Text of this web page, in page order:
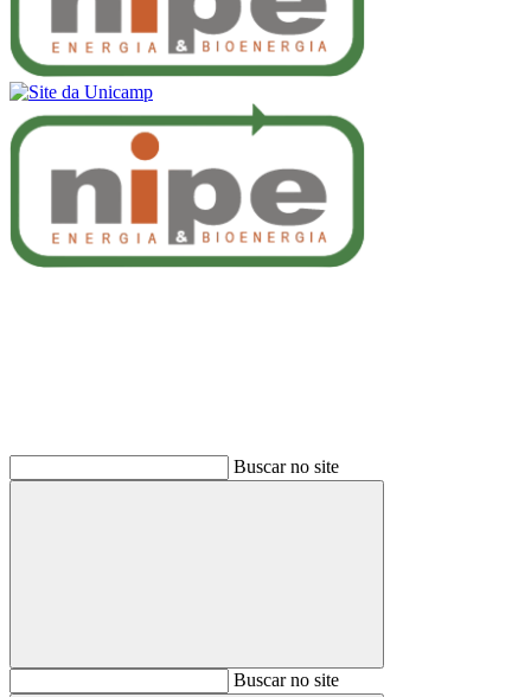
Buscar no site
BuscarBuscar no site